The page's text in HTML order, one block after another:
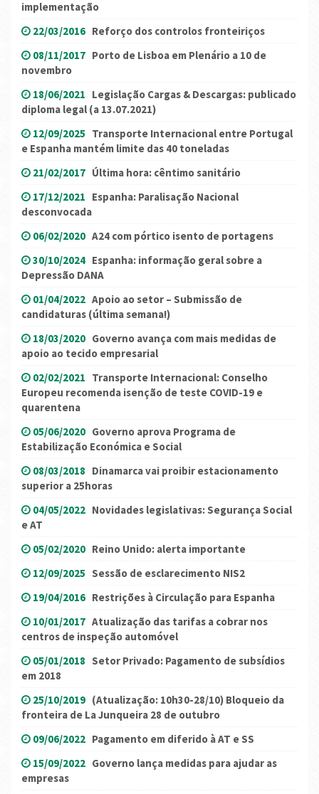
implementação
22/03/2016 Reforço dos controlos fronteiriços
08/11/2017 Porto de Lisboa em Plenário a 10 de
novembro
18/06/2021 Legislação Cargas & Descargas: publicado
diploma legal (a 13.07.2021)
12/09/2025 Transporte Internacional entre Portugal
e Espanha mantém limite das 40 toneladas
21/02/2017 Última hora: cêntimo sanitário
17/12/2021 Espanha: Paralisação Nacional
desconvocada
06/02/2020 A24 com pórtico isento de portagens
30/10/2024 Espanha: informação geral sobre a
Depressão DANA
01/04/2022 Apoio ao setor – Submissão de
candidaturas (última semana!)
18/03/2020 Governo avança com mais medidas de
apoio ao tecido empresarial
02/02/2021 Transporte Internacional: Conselho
Europeu recomenda isenção de teste COVID-19 e
quarentena
05/06/2020 Governo aprova Programa de
Estabilização Económica e Social
08/03/2018 Dinamarca vai proibir estacionamento
superior a 25horas
04/05/2022 Novidades legislativas: Segurança Social
e AT
05/02/2020 Reino Unido: alerta importante
12/09/2025 Sessão de esclarecimento NIS2
19/04/2016 Restrições à Circulação para Espanha
10/01/2017 Atualização das tarifas a cobrar nos
centros de inspeção automóvel
05/01/2018 Setor Privado: Pagamento de subsídios
em 2018
25/10/2019 (Atualização: 10h30-28/10) Bloqueio da
fronteira de La Junqueira 28 de outubro
09/06/2022 Pagamento em diferido à AT e SS
15/09/2022 Governo lança medidas para ajudar as
empresas